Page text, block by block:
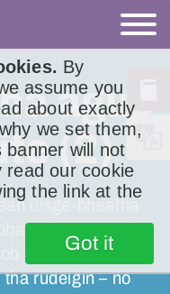
By
assume you
about exactly
we set them,
banner will not
read our cookie
the link at the
Got it
agus
(2)
uisge-bheatha
‘The A to Z of
King. Tha gu
rudeigin – no